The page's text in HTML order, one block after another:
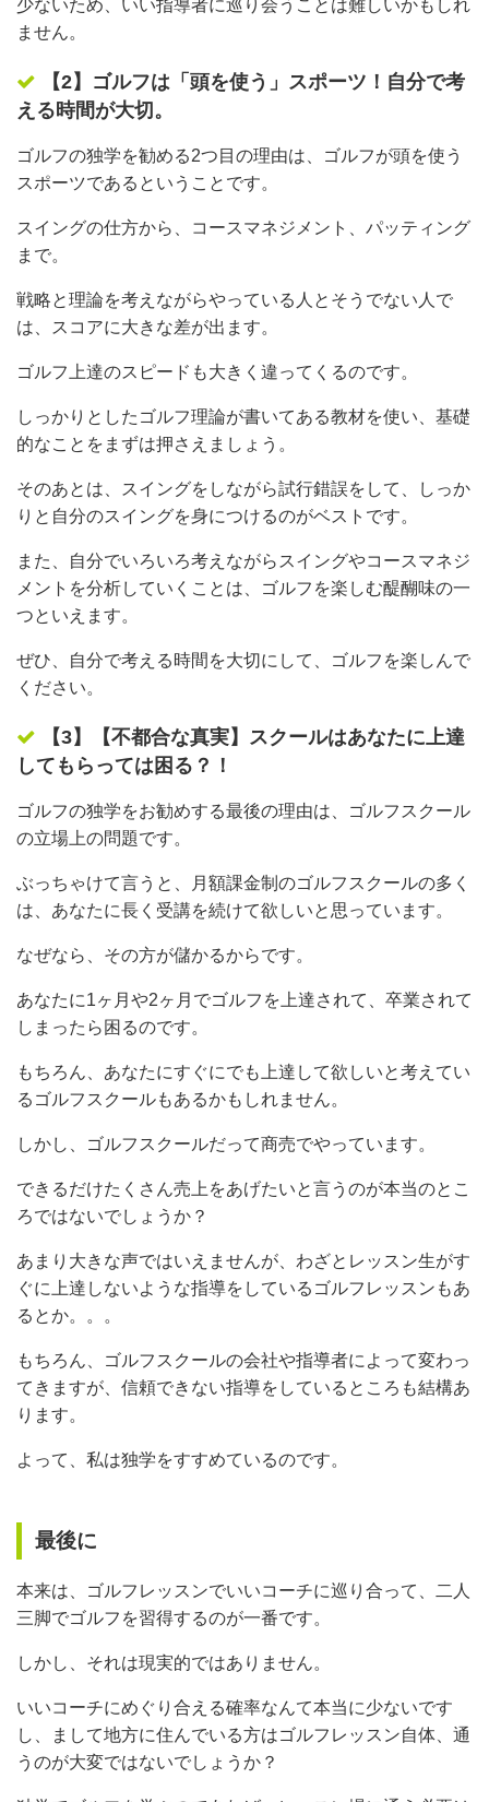
少ないため、いい指導者に巡り会うことは難しいかもしれ
ません。
【2】ゴルフは「頭を使う」スポーツ！自分で考
える時間が大切。
ゴルフの独学を勧める2つ目の理由は、ゴルフが頭を使う
スポーツであるということです。
スイングの仕方から、コースマネジメント、パッティング
まで。
戦略と理論を考えながらやっている人とそうでない人で
は、スコアに大きな差が出ます。
ゴルフ上達のスピードも大きく違ってくるのです。
しっかりとしたゴルフ理論が書いてある教材を使い、基礎
的なことをまずは押さえましょう。
そのあとは、スイングをしながら試行錯誤をして、しっか
りと自分のスイングを身につけるのがベストです。
また、自分でいろいろ考えながらスイングやコースマネジ
メントを分析していくことは、ゴルフを楽しむ醍醐味の一
つといえます。
ぜひ、自分で考える時間を大切にして、ゴルフを楽しんで
ください。
【3】【不都合な真実】スクールはあなたに上達
してもらっては困る？！
ゴルフの独学をお勧めする最後の理由は、ゴルフスクール
の立場上の問題です。
ぶっちゃけて言うと、月額課金制のゴルフスクールの多く
は、あなたに長く受講を続けて欲しいと思っています。
なぜなら、その方が儲かるからです。
あなたに1ヶ月や2ヶ月でゴルフを上達されて、卒業されて
しまったら困るのです。
もちろん、あなたにすぐにでも上達して欲しいと考えてい
るゴルフスクールもあるかもしれません。
しかし、ゴルフスクールだって商売でやっています。
できるだけたくさん売上をあげたいと言うのが本当のとこ
ろではないでしょうか？
あまり大きな声ではいえませんが、わざとレッスン生がす
ぐに上達しないような指導をしているゴルフレッスンもあ
るとか。。。
もちろん、ゴルフスクールの会社や指導者によって変わっ
てきますが、信頼できない指導をしているところも結構あ
ります。
よって、私は独学をすすめているのです。
最後に
本来は、ゴルフレッスンでいいコーチに巡り合って、二人
三脚でゴルフを習得するのが一番です。
しかし、それは現実的ではありません。
いいコーチにめぐり合える確率なんて本当に少ないです
し、まして地方に住んでいる方はゴルフレッスン自体、通
うのが大変ではないでしょうか？